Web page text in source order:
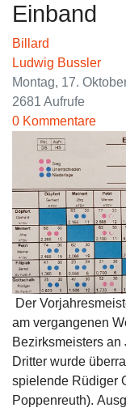
Einband
Billard
Ludwig Bussler
Montag, 17.
2681 Aufrufe
0 Kommentare
Der
am vergangenen
Bezirksmeisters an
Dritter wurde
spielende Rüdiger
Poppenreuth).